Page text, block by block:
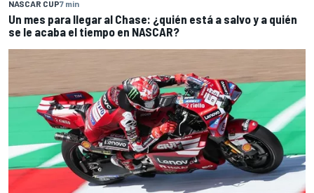
NASCAR CUP7 min
Un mes para llegar al Chase: ¿quién está a salvo y a quién
se le acaba el tiempo en NASCAR?